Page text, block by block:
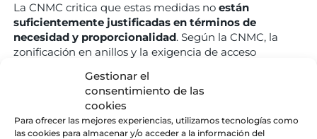
Gestionar el
consentimiento de las
cookies
Para ofrecer las mejores experiencias, utilizamos tecnologías como
las cookies para almacenar y/o acceder a la información del
La CNMC critica que estas medidas no están
suficientemente justificadas en términos de
necesidad y proporcionalidad. Según la CNMC, la
zonificación en anillos y la exigencia de acceso
adecuadamente como necesarias para proteger el
entorno urbano. Además, consideran que estas
medidas resultan ser
los objetivos que se desean alcanzar.